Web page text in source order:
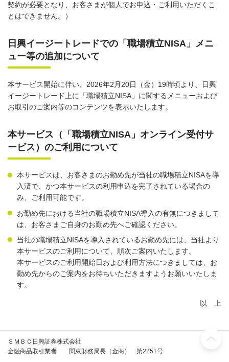
契約が必要となり、お客さまが個人でお申込・ご利用いただくこ
とはできません。）
日興イージートレードでの「職場積立NISA」メニ
ュー等の追加について
本サービス開始に伴い、2026年2月20日（金）19時頃より、日興
イージートレード上に「職場積立NISA」に関するメニューおよび
お取引のご案内等のコンテンツを表示いたします。
本サービス（「職場積立NISA」オンライン受付サ
ービス）のご利用について
本サービスは、お客さまのお勤め先が当社の職場積立NISAを導
入済で、かつ本サービスの利用申込を完了されている場合の
み、ご利用可能です。
お勤め先における当社の職場積立NISA導入の有無につきまして
は、お客さまご自身のお勤め先へご確認ください。
当社の職場積立NISAを導入されているお勤め先には、当社より
本サービスのご利用について、順次ご案内いたします。
本サービスのご利用開始日および利用方法につきましては、お
勤め先からのご案内をお待ちいただきますようお願いいたしま
す。
以 上
ＳＭＢＣ日興証券株式会社
金融商品取引業者 関東財務局長（金商） 第2251号